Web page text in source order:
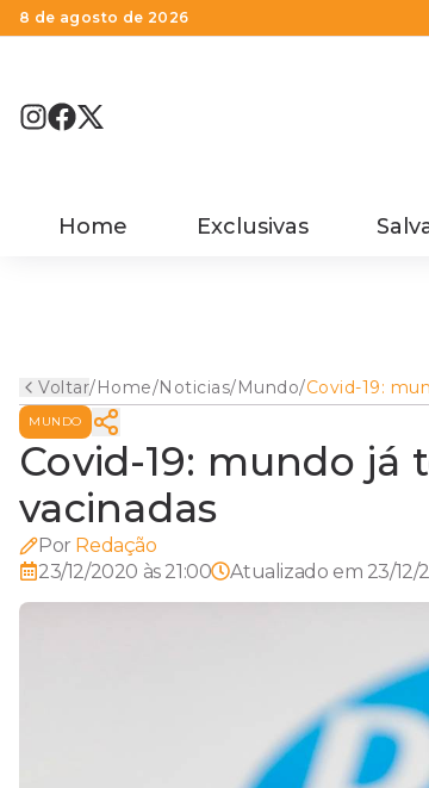
8 de agosto de 2026
Home Exclusivas
Voltar/Home/Noticias/Mundo/Covid-19:
milhões de
MUNDO
Covid-19: mundo já
vacinadas
Por Redação
23/12/2020 às 21:00
Atualizado em 23/12/